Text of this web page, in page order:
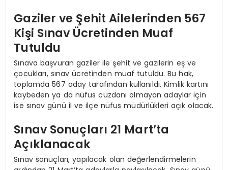
Gaziler ve Şehit Ailelerinden 567
Kişi Sınav Ücretinden Muaf
Tutuldu
Sınava başvuran gaziler ile şehit ve gazilerin eş ve
çocukları, sınav ücretinden muaf tutuldu. Bu hak,
toplamda 567 aday tarafından kullanıldı. Kimlik kartını
kaybeden ya da nüfus cüzdanı olmayan adaylar için
ise sınav günü il ve ilçe nüfus müdürlükleri açık olacak.
Sınav Sonuçları 21 Mart’ta
Açıklanacak
Sınav sonuçları, yapılacak olan değerlendirmelerin